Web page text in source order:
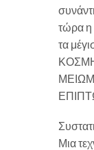
τώρα η
τα
Μια